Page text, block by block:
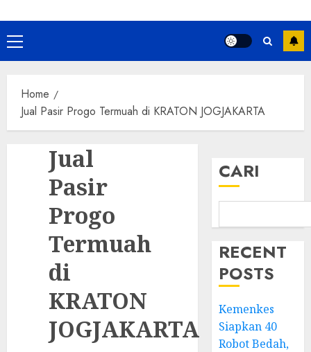
Primary
Menu
Home
Jual Pasir Progo Termuah di KRATON JOGJAKARTA
Jual
Pasir
Progo
Termuah
di
KRATON
JOGJAKARTA
CARI
RECENT
POSTS
Kemenkes
Siapkan 40
Robot Bedah,